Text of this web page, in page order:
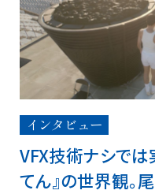
インタビュー
VFX技術ナシでは
てん』の世界観